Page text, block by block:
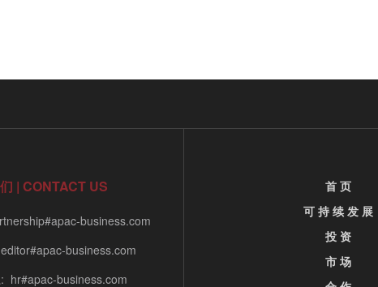
| CONTACT US
business.com
business.com
: hr#apac-business.com
首 页
可 持 续 发 展
投 资
市 场